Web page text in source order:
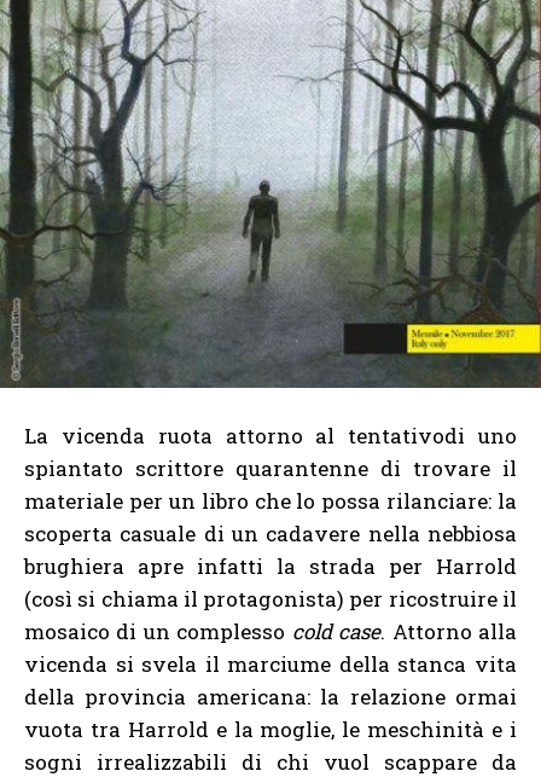
La vicenda ruota attorno al tentativodi uno
spiantato scrittore quarantenne di trovare il
materiale per un libro che lo possa rilanciare: la
scoperta casuale di un cadavere nella nebbiosa
brughiera apre infatti la strada per Harrold
(così si chiama il protagonista) per ricostruire il
mosaico di un complesso cold case. Attorno alla
vicenda si svela il marciume della stanca vita
della provincia americana: la relazione ormai
vuota tra Harrold e la moglie, le meschinità e i
sogni irrealizzabili di chi vuol scappare da